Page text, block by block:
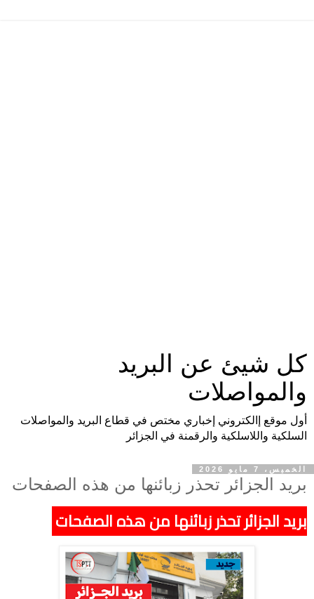
كل شيئ عن البريد
والمواصلات
أول موقع إالكتروني إخباري مختص في قطاع البريد والمواصلات
السلكية واللاسلكية والرقمنة في الجزائر
الخميس، 7 مايو 2026
بريد الجزائر تحذر زبائنها من هذه الصفحات
بريد الجزائر تحذر زبائنها من هذه الصفحات